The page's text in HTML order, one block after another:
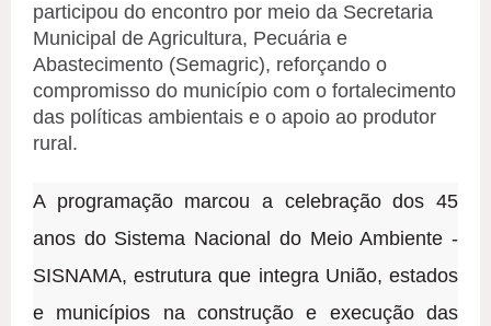
participou do encontro por meio da Secretaria
Municipal de Agricultura, Pecuária e
Abastecimento (Semagric), reforçando o
compromisso do município com o fortalecimento
das políticas ambientais e o apoio ao produtor
rural.
A programação marcou a celebração dos 45
anos do Sistema Nacional do Meio Ambiente -
SISNAMA, estrutura que integra União, estados
e municípios na construção e execução das